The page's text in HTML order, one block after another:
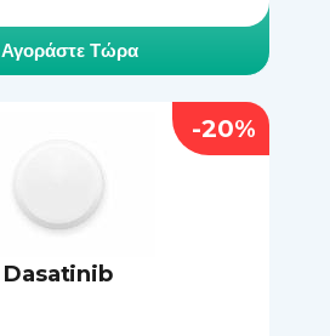
Αγοράστε Τώρα
Dasatinib
-20%